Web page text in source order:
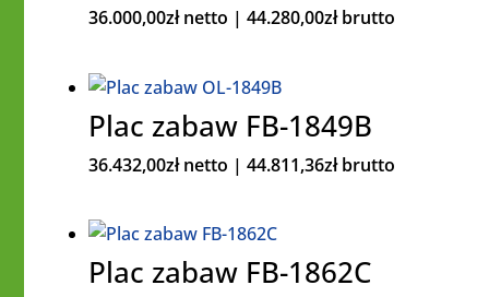
36.000,00zł netto | 44.280,00złbrutto
Plac zabaw FB-1849B
36.432,00zł netto | 44.811,36złbrutto
Plac zabaw FB-1862C